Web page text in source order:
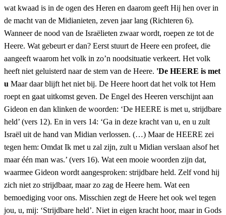
wat kwaad is in de ogen des Heren en daarom geeft Hij hen over in
de macht van de Midianieten, zeven jaar lang (Richteren 6).
Wanneer de nood van de Israëlieten zwaar wordt, roepen ze tot de
Heere. Wat gebeurt er dan? Eerst stuurt de Heere een profeet, die
aangeeft waarom het volk in zo’n noodsituatie verkeert. Het volk
heeft niet geluisterd naar de stem van de Heere. 'De HEERE is met
u Maar daar blijft het niet bij. De Heere hoort dat het volk tot Hem
roept en gaat uitkomst geven. De Engel des Heeren verschijnt aan
Gideon en dan klinken de woorden: ‘De HEERE is met u, strijdbare
held’ (vers 12). En in vers 14: ‘Ga in deze kracht van u, en u zult
Israël uit de hand van Midian verlossen. (…) Maar de HEERE zei
tegen hem: Omdat Ik met u zal zijn, zult u Midian verslaan alsof het
maar één man was.’ (vers 16). Wat een mooie woorden zijn dat,
waarmee Gideon wordt aangesproken: strijdbare held. Zelf vond hij
zich niet zo strijdbaar, maar zo zag de Heere hem. Wat een
bemoediging voor ons. Misschien zegt de Heere het ook wel tegen
jou, u, mij: ‘Strijdbare held’. Niet in eigen kracht hoor, maar in Gods